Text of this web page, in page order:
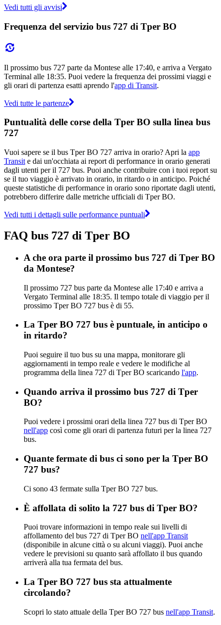
Vedi tutti gli avvisi
Frequenza del servizio bus 727 di Tper BO
Il prossimo bus 727 parte da Montese alle 17:40, e arriva a Vergato
Terminal alle 18:35. Puoi vedere la frequenza dei prossimi viaggi e
gli orari di partenza esatti aprendo l'app di Transit.
Vedi tutte le partenze
Puntualità delle corse della Tper BO sulla linea bus
727
Vuoi sapere se il bus Tper BO 727 arriva in orario? Apri la app
Transit e dai un'occhiata ai report di performance in orario generati
dagli utenti per il 727 bus. Puoi anche contribuire con i tuoi report su
se il tuo viaggio è arrivato in orario, in ritardo o in anticipo. Poiché
queste statistiche di performance in orario sono riportate dagli utenti,
potrebbero differire dalle metriche ufficiali di Tper BO.
Vedi tutti i dettagli sulle performance puntuali
FAQ bus 727 di Tper BO
A che ora parte il prossimo bus 727 di Tper BO
da Montese?
Il prossimo 727 bus parte da Montese alle 17:40 e arriva a
Vergato Terminal alle 18:35. Il tempo totale di viaggio per il
prossimo Tper BO 727 bus è di 55.
La Tper BO 727 bus è puntuale, in anticipo o
in ritardo?
Puoi seguire il tuo bus su una mappa, monitorare gli
aggiornamenti in tempo reale e vedere le modifiche al
programma della linea 727 di Tper BO scaricando l'app.
Quando arriva il prossimo bus 727 di Tper
BO?
Puoi vedere i prossimi orari della linea 727 bus di Tper BO
nell'app così come gli orari di partenza futuri per la linea 727
bus.
Quante fermate di bus ci sono per la Tper BO
727 bus?
Ci sono 43 fermate sulla Tper BO 727 bus.
È affollata di solito la 727 bus di Tper BO?
Puoi trovare informazioni in tempo reale sui livelli di
affollamento del bus 727 di Tper BO nell'app Transit
(disponibile in alcune città o su alcuni viaggi). Puoi anche
vedere le previsioni su quanto sarà affollato il bus quando
arriverà alla tua fermata del bus.
La Tper BO 727 bus sta attualmente
circolando?
Scopri lo stato attuale della Tper BO 727 bus nell'app Transit.